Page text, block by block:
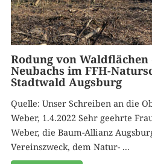
Rodung von Waldflächen
Neubachs im FFH-
Stadtwald Augsburg
Quelle: Unser Schreiben an die
Weber, 1.4.2022 Sehr geehrte
Weber, die Baum-Allianz
Vereinszweck, dem Natur- ...